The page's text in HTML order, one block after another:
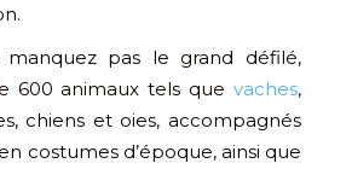
pas le grand défilé,
600 animaux tels que vaches,
chiens et oies, accompagnés
costumes d’époque, ainsi que